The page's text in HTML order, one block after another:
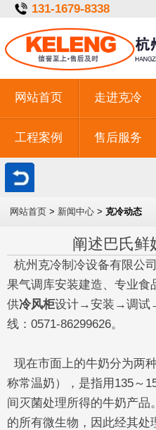
131-1679-8338
网站首页 走进克冷
工程案例 售后服务
一键拨号
网站首页 > 新闻中心 > 克冷动态
阐述巴氏鲜
杭州克冷制冷设备有限公
果气调库安装建造、专业食
供冷风柜设计→安装→调试
线：0571-86299626。
现在市面上的牛奶分为两
称常温奶），是指用135～
间灭菌处理所得的牛奶产品
的所有微生物，因此经其处